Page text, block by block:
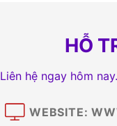
HỖ
Liên hệ ngay hôm
WEBSITE: